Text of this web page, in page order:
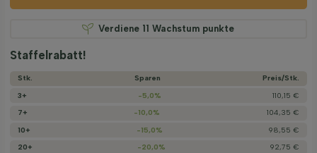
Verdiene 11 Wachstum punkte
Staffelrabatt!
Stk. Sparen
Preis/­Stk.
3+
-5,0%
110,15 €
7+
-10,0%
104,35 €
10+
-15,0%
98,55 €
20+
-20,0% 92,75 €